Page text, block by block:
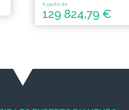
A partir de
129 824,79 €